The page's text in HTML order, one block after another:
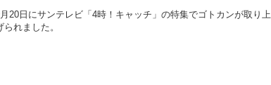
20日にサンテレビ「4時！キャッチ」の特集でゴトカンが取り上
られました。